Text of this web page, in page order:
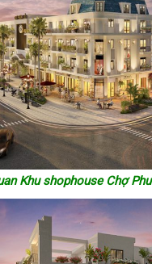
Khu shophouse Chợ